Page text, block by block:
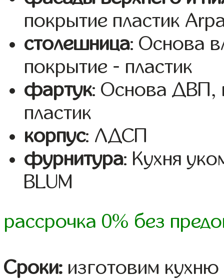
покрытие пластик
столешница: Основа
покрытие - пластик
фартук: Основа ДВП,
пластик
корпус: ЛДСП
фурнитура: Кухня
BLUM
рассрочка 0% без
Сроки: изготовим